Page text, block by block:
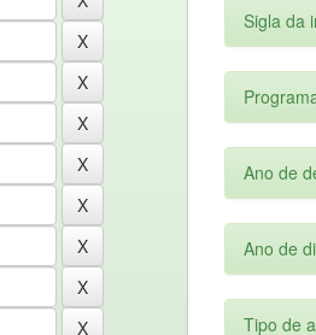
Sigla da
Ano de
Ano de
Tipo de